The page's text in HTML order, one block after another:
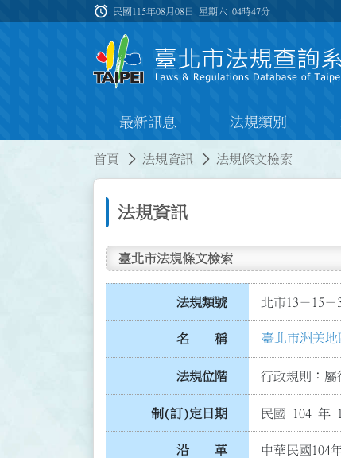
:::
alarm 民國115年08月08日 星期六04時47分
最新訊息 法規類別
首頁 法規資訊 法規條文檢索
法規資訊
臺北市法規條文檢索
法規類號 北市13－15－
名 稱 臺北市洲美
法規位階 行政規則：屬
制(訂)定日期 民國 104 年
沿 革 中華民國104